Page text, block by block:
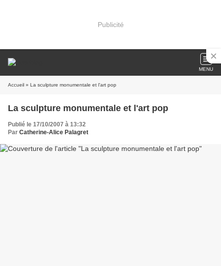
Publicité
MENU
Accueil » La sculpture monumentale et l'art pop
La sculpture monumentale et l'art pop
Publié le 17/10/2007 à 13:32
Par Catherine-Alice Palagret